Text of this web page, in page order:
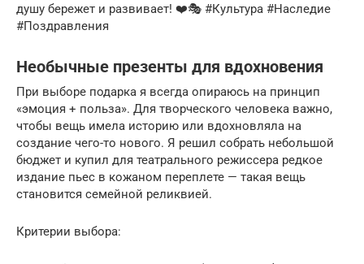
душу бережет и развивает! ❤️🎭 #Культура #Наследие
#Поздравления
Необычные презенты для вдохновения
При выборе подарка я всегда опираюсь на принцип
«эмоция + польза». Для творческого человека важно,
чтобы вещь имела историю или вдохновляла на
создание чего-то нового. Я решил собрать небольшой
бюджет и купил для театрального режиссера редкое
издание пьес в кожаном переплете — такая вещь
становится семейной реликвией.
Критерии выбора: